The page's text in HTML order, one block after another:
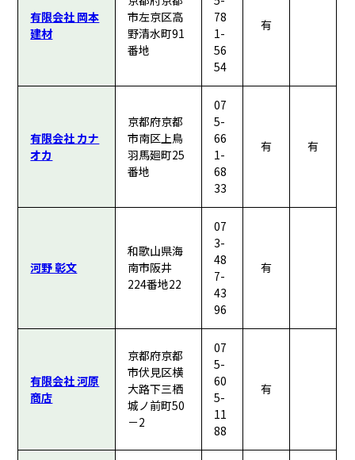
有限会社 岡本
建材
市左京区高
野清水町91
番地
78
1-
56
54
有
有限会社 カナ
オカ
京都府京都
市南区上鳥
羽馬廻町25
番地
07
5-
66
1-
68
33
有 有
河野 彰文
和歌山県海
南市阪井
224番地22
07
3-
48
7-
43
96
有
有限会社 河原
商店
京都府京都
市伏見区横
大路下三栖
城ノ前町50
－2
07
5-
60
5-
11
88
有